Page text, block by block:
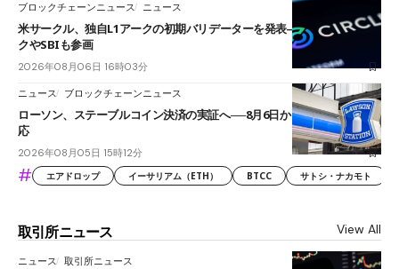
ブロックチェーンニュース ニュース
米サークル、独自L1アークの初期バリデーターを発表――ブラックロッ
クやSBIも参画
2026年08月06日 16時03分
ニュース ブロックチェーンニュース
ローソン、ステーブルコイン決済の実証へ──8月6日からJPYCやUSDC対
応
2026年08月05日 15時12分
# エアドロップ イーサリアム（ETH） BTCC サトシ・ナカモト
取引所ニュース View All
ニュース 取引所ニュース